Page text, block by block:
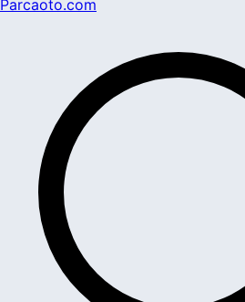
Parcaoto.com